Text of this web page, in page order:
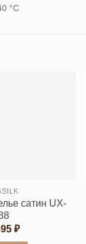
°С
сатин UX-
₽